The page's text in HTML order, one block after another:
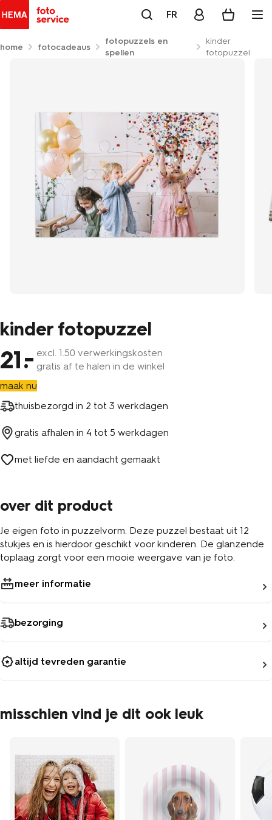
FR
home fotocadeaus
fotopuzzels en
spellen
kinder
fotopuzzel
kinder fotopuzzel
21 excl. 1.50 verwerkingskosten
gratis af te halen in de winkel
maak nu
thuisbezorgd in 2 tot 3 werkdagen
gratis afhalen in 4 tot 5 werkdagen
met liefde en aandacht gemaakt
over dit product
Je eigen foto in puzzelvorm. Deze puzzel bestaat uit 12
stukjes en is hierdoor geschikt voor kinderen. De glanzende
toplaag zorgt voor een mooie weergave van je foto.
meer informatie
bezorging
altijd tevreden garantie
misschien vind je dit ook leuk